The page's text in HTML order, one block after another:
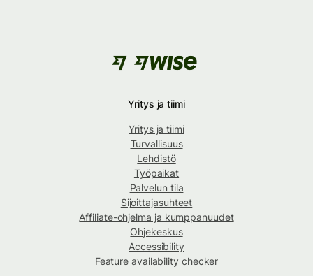
Yritys ja tiimi
Yritys ja tiimi
Turvallisuus
Lehdistö
Työpaikat
Palvelun tila
Sijoittajasuhteet
Affiliate-ohjelma ja kumppanuudet
Ohjekeskus
Accessibility
Feature availability checker